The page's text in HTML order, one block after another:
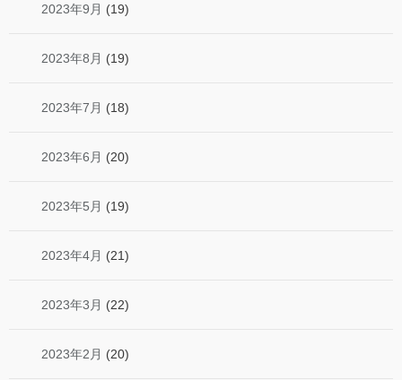
2023年9月 (19)
2023年8月 (19)
2023年7月 (18)
2023年6月 (20)
2023年5月 (19)
2023年4月 (21)
2023年3月 (22)
2023年2月 (20)